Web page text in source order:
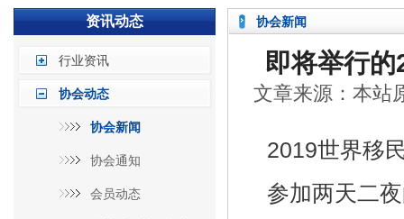
关于表彰2025年度优秀会员单位的决定 关于
资讯动态
行业资讯
协会动态
协会新闻
协会通知
会员动态
协会新闻
即将举行
文章来源：本
2019世界移
参加两天二夜